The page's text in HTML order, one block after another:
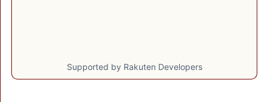
Supported by Rakuten Developers